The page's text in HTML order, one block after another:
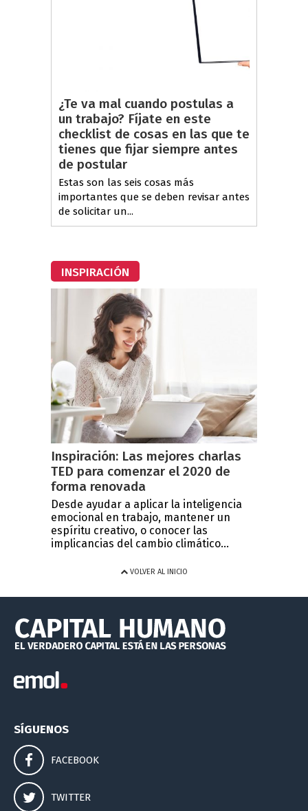
¿Te va mal cuando postulas a
un trabajo? Fíjate en este
checklist de cosas en las que te
tienes que fijar siempre antes
de postular
Estas son las seis cosas más
importantes que se deben revisar antes
de solicitar un...
INSPIRACIÓN
Inspiración: Las mejores charlas
TED para comenzar el 2020 de
forma renovada
Desde ayudar a aplicar la inteligencia
emocional en trabajo, mantener un
espíritu creativo, o conocer las
implicancias del cambio climático...
VOLVER AL INICIO
SÍGUENOS
FACEBOOK
TWITTER